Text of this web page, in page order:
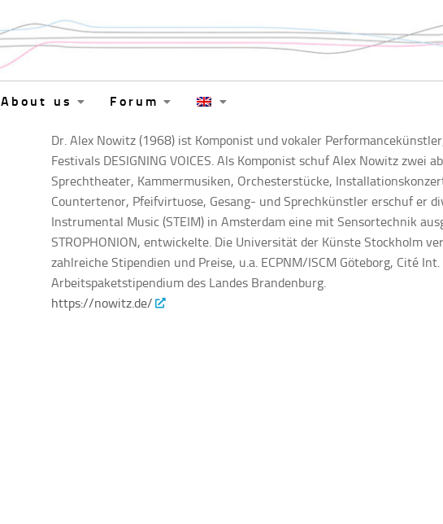
About us Forum
Dr. Alex Nowitz (1968) ist Komponist und vokaler
Festivals DESIGNING VOICES. Als Komponist schuf Alex Nowitz zwei
Sprechtheater, Kammermusiken, Orchesterstücke,
Countertenor, Pfeifvirtuose, Gesang- und Sprechkünstler erschuf er
Instrumental Music (STEIM) in Amsterdam eine mit Sensortechnik
STROPHONION, entwickelte. Die Universität der Künste Stockholm
zahlreiche Stipendien und Preise, u.a. ECPNM/ISCM Göteborg, Cité
Arbeitspaketstipendium des Landes Brandenburg.
https://nowitz.de/